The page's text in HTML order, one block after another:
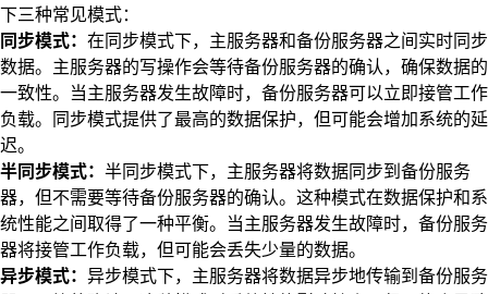
下三种常见模式：
同步模式： 在同步模式下，主服务器和备份服务器之间实时同步
数据。主服务器的写操作会等待备份服务器的确认，确保数据的
一致性。当主服务器发生故障时，备份服务器可以立即接管工作
负载。同步模式提供了最高的数据保护，但可能会增加系统的延
迟。
半同步模式： 半同步模式下，主服务器将数据同步到备份服务
器，但不需要等待备份服务器的确认。这种模式在数据保护和系
统性能之间取得了一种平衡。当主服务器发生故障时，备份服务
器将接管工作负载，但可能会丢失少量的数据。
异步模式： 异步模式下，主服务器将数据异步地传输到备份服务